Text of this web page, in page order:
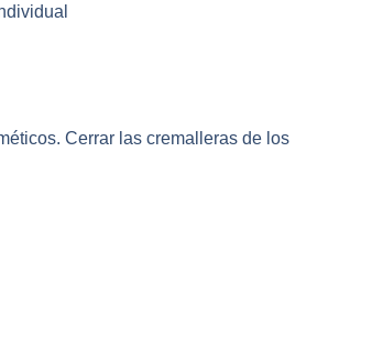
Cerrar las cremalleras de los